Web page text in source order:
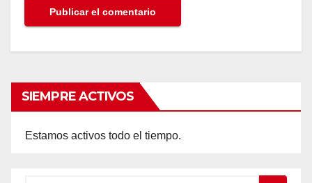
SIEMPRE ACTIVOS
Estamos activos todo el tiempo.